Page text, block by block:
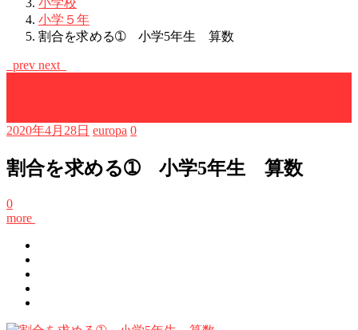
小学校
小学５年
割合を求める➀ 小学5年生 算数
prev next
2020年4月28日 europa 0
割合を求める➀ 小学5年生 算数
0
more